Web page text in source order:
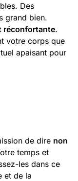
Des
grand bien.
réconfortante.
votre corps que
apaisant pour
de dire non
temps et
les dans ce
et de la